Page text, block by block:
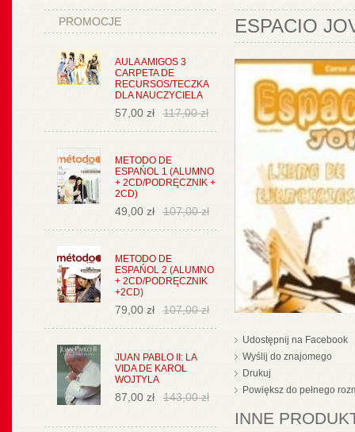
PROMOCJE
AULA AMIGOS 3
CARPETA DE
RECURSOS/TECZKA
DLA NAUCZYCIELA
57,00 zł 117,00 zł
METODO DE
ESPAŃOL 1 (ALUMNO
+ 2CD/PODRĘCZNIK +
2CD)
49,00 zł 107,00 zł
METODO DE
ESPAŃOL 2 (ALUMNO
+ 2CD/PODRĘCZNIK
+2CD)
79,00 zł 107,00 zł
JUAN PABLO II: LA
VIDA DE KAROL
WOJTYLA
87,00 zł 143,00 zł
ESPACIO
Udostępnij na Facebook
Wyślij do znajomego
Drukuj
Powiększ do pełnego
INNE